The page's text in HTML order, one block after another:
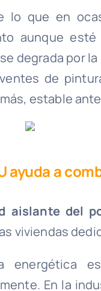
lo que en
aunque
degrada por
de
estable
ayuda a
aislante del
viviendas
energética
En la